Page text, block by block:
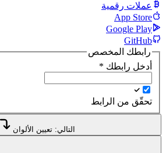
عملات رقمية
App Store
Google Play
GitHub
رابطك المخصص
أدخل رابطك *
تحقّق من الرابط
التالي: تعيين الألوان